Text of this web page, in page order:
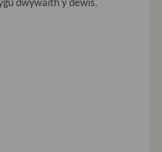
dwywaith y dewis.